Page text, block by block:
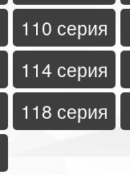
110 серия
114 серия
118 серия